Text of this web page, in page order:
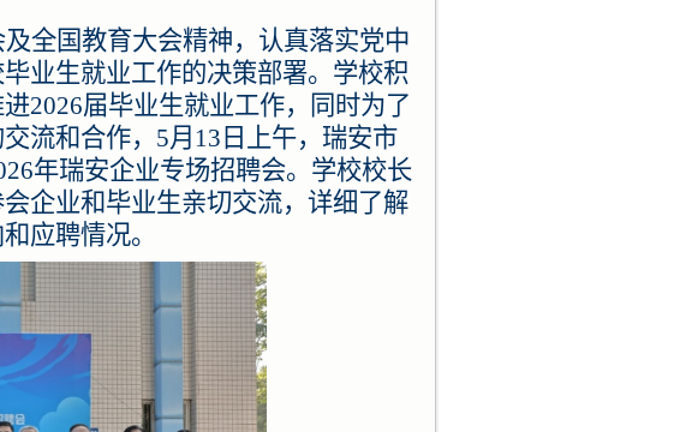
全国教育大会精神，认真落实党中
业生就业工作的决策部署。学校积
2026届毕业生就业工作，同时为了
流和合作，5月13日上午，瑞安市
年瑞安企业专场招聘会。学校校长
企业和毕业生亲切交流，详细了解
应聘情况。